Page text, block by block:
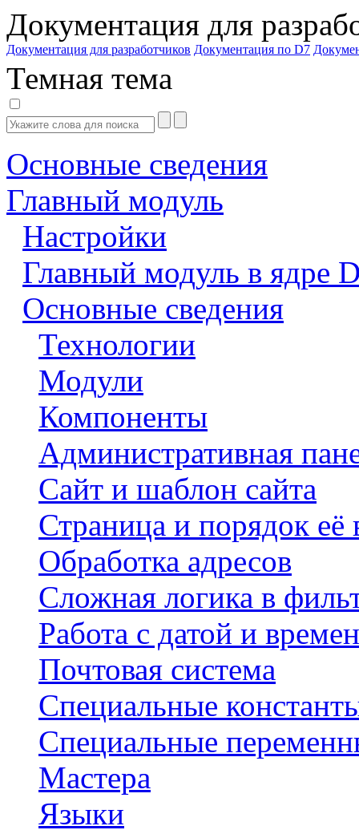
Документация для
Документация для разработчиков Документация по D7
Темная тема
Основные сведения
Главный модуль
Настройки
Главный модуль в ядре
Основные сведения
Технологии
Модули
Компоненты
Административная
Сайт и шаблон сайта
Страница и порядок её
Обработка адресов
Сложная логика в
Работа с датой и
Почтовая система
Специальные
Специальные
Мастера
Языки